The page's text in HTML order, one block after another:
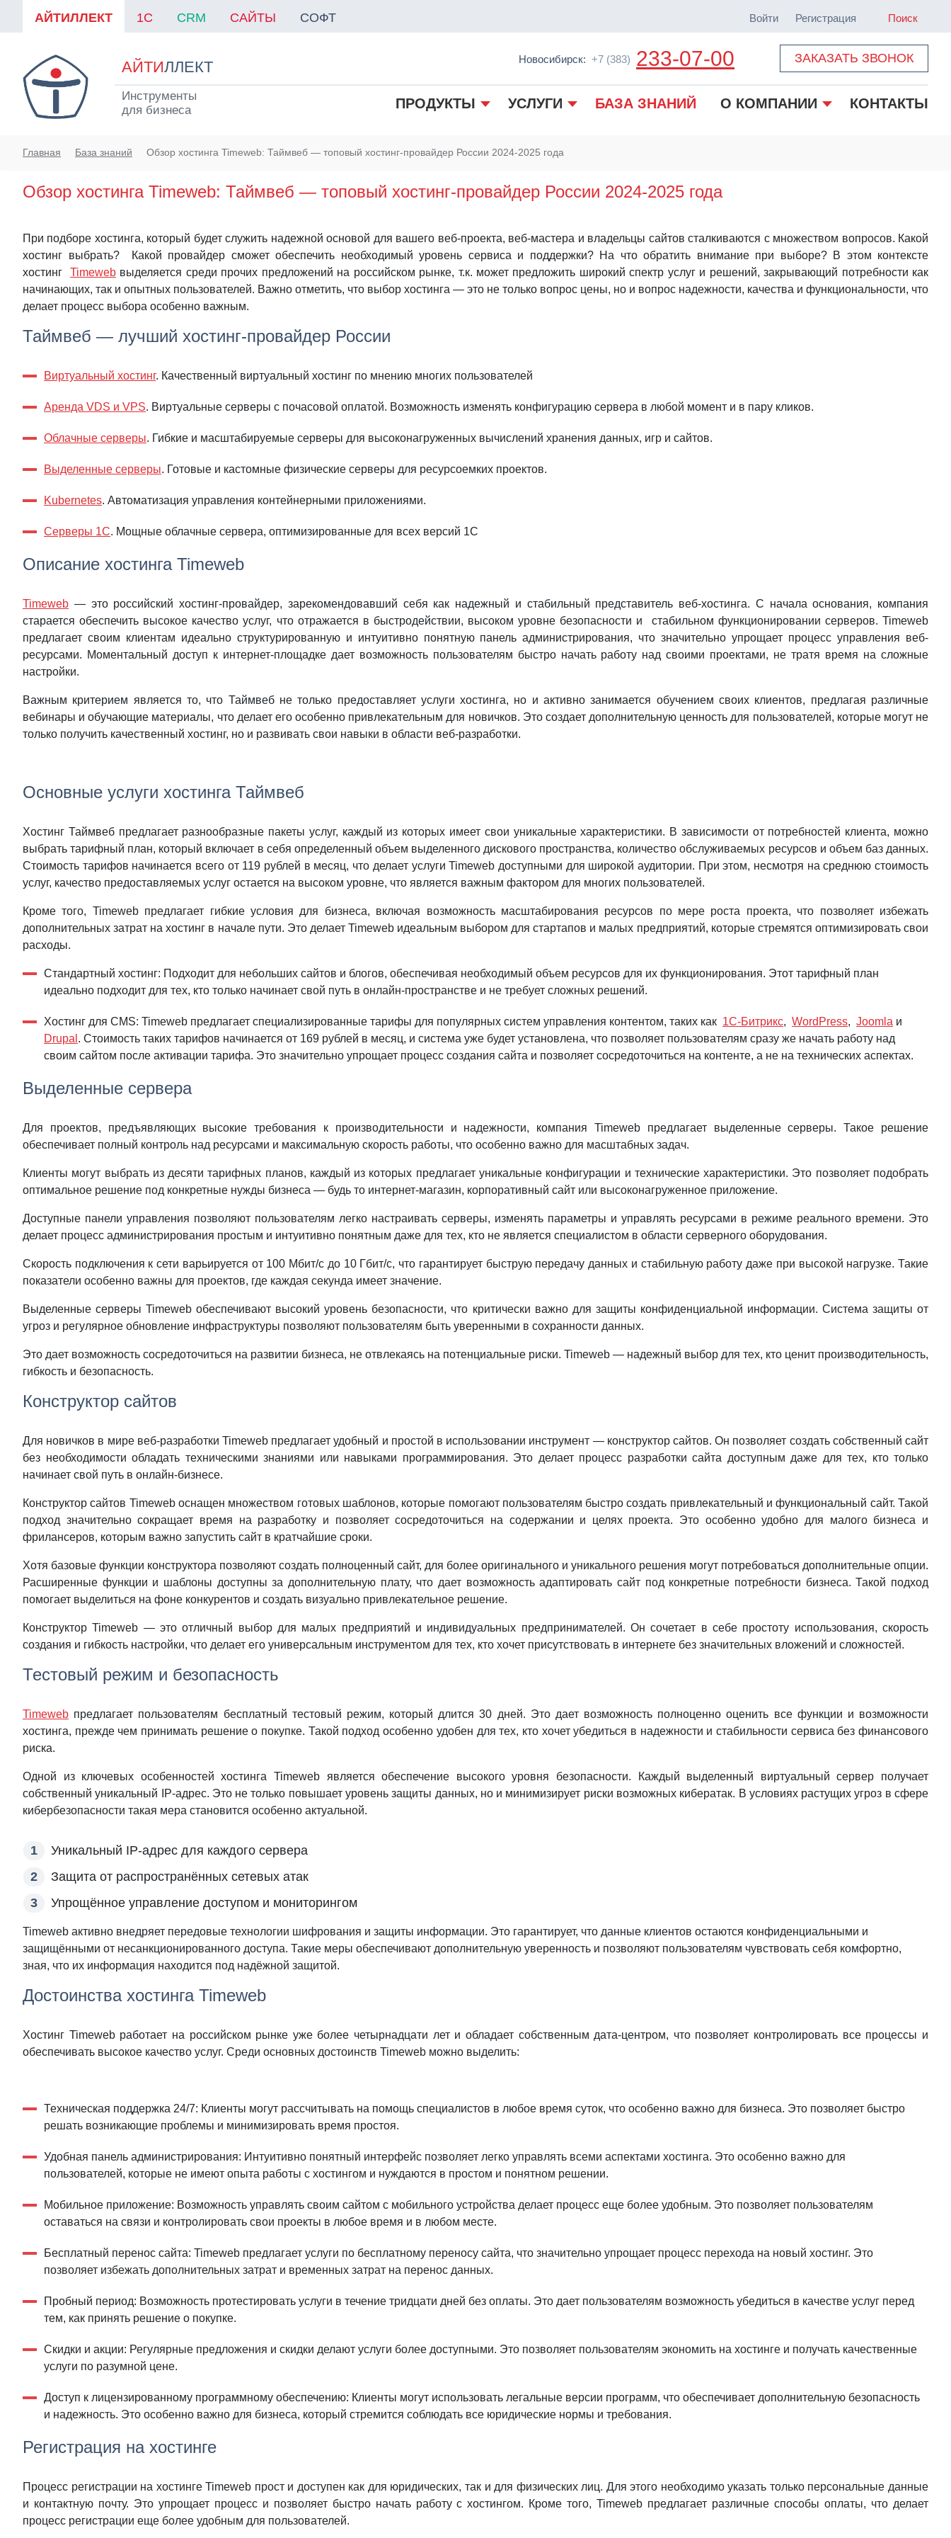
АЙТИЛЛЕКТ 1C CRM САЙТЫ СОФТ Войти Регистрация Поиск
АЙТИЛЛЕКТ
Инструменты
для бизнеса
Новосибирск: +7 (383) 233-07-00 ЗАКАЗАТЬ ЗВОНОК
ПРОДУКТЫ УСЛУГИ БАЗА ЗНАНИЙ О КОМПАНИИ КОНТАКТЫ
Главная База знаний Обзор хостинга Timeweb: Таймвеб — топовый хостинг-провайдер России 2024-2025 года
Обзор хостинга Timeweb: Таймвеб — топовый хостинг-провайдер России 2024-2025 года
При подборе хостинга, который будет служить надежной основой для вашего веб-проекта, веб-мастера и владельцы сайтов сталкиваются с множеством вопросов. Какой
хостинг выбрать? Какой провайдер сможет обеспечить необходимый уровень сервиса и поддержки? На что обратить внимание при выборе? В этом контексте
хостинг Timewebвыделяется среди прочих предложений на российском рынке, т.к. может предложить широкий спектр услуг и решений, закрывающий потребности как
начинающих, так и опытных пользователей. Важно отметить, что выбор хостинга — это не только вопрос цены, но и вопрос надежности, качества и функциональности, что
делает процесс выбора особенно важным.
Таймвеб — лучший хостинг-провайдер России
Виртуальный хостинг. Качественный виртуальный хостинг по мнению многих пользователей
Аренда VDS и VPS. Виртуальные серверы с почасовой оплатой. Возможность изменять конфигурацию сервера в любой момент и в пару кликов.
Облачные серверы. Гибкие и масштабируемые серверы для высоконагруженных вычислений хранения данных, игр и сайтов.
Выделенные серверы. Готовые и кастомные физические серверы для ресурсоемких проектов.
Kubernetes. Автоматизация управления контейнерными приложениями.
Серверы 1С. Мощные облачные сервера, оптимизированные для всех версий 1С
Описание хостинга Timeweb
Timeweb — это российский хостинг-провайдер, зарекомендовавший себя как надежный и стабильный представитель веб-хостинга. С начала основания, компания
старается обеспечить высокое качество услуг, что отражается в быстродействии, высоком уровне безопасности и стабильном функционировании серверов. Timeweb
предлагает своим клиентам идеально структурированную и интуитивно понятную панель администрирования, что значительно упрощает процесс управления веб-
ресурсами. Моментальный доступ к интернет-площадке дает возможность пользователям быстро начать работу над своими проектами, не тратя время на сложные
настройки.
Важным критерием является то, что Таймвеб не только предоставляет услуги хостинга, но и активно занимается обучением своих клиентов, предлагая различные
вебинары и обучающие материалы, что делает его особенно привлекательным для новичков. Это создает дополнительную ценность для пользователей, которые могут не
только получить качественный хостинг, но и развивать свои навыки в области веб-разработки.
Основные услуги хостинга Таймвеб
Хостинг Таймвеб предлагает разнообразные пакеты услуг, каждый из которых имеет свои уникальные характеристики. В зависимости от потребностей клиента, можно
выбрать тарифный план, который включает в себя определенный объем выделенного дискового пространства, количество обслуживаемых ресурсов и объем баз данных.
Стоимость тарифов начинается всего от 119 рублей в месяц, что делает услуги Timeweb доступными для широкой аудитории. При этом, несмотря на среднюю стоимость
услуг, качество предоставляемых услуг остается на высоком уровне, что является важным фактором для многих пользователей.
Кроме того, Timeweb предлагает гибкие условия для бизнеса, включая возможность масштабирования ресурсов по мере роста проекта, что позволяет избежать
дополнительных затрат на хостинг в начале пути. Это делает Timeweb идеальным выбором для стартапов и малых предприятий, которые стремятся оптимизировать свои
расходы.
Стандартный хостинг: Подходит для небольших сайтов и блогов, обеспечивая необходимый объем ресурсов для их функционирования. Этот тарифный план
идеально подходит для тех, кто только начинает свой путь в онлайн-пространстве и не требует сложных решений.
Хостинг для CMS: Timeweb предлагает специализированные тарифы для популярных систем управления контентом, таких как 1С-Битрикс, WordPress, Joomla и
Drupal . Стоимость таких тарифов начинается от 169 рублей в месяц, и система уже будет установлена, что позволяет пользователям сразу же начать работу над
своим сайтом после активации тарифа. Это значительно упрощает процесс создания сайта и позволяет сосредоточиться на контенте, а не на технических аспектах.
Выделенные сервера
Для проектов, предъявляющих высокие требования к производительности и надежности, компания Timeweb предлагает выделенные серверы. Такое решение
обеспечивает полный контроль над ресурсами и максимальную скорость работы, что особенно важно для масштабных задач.
Клиенты могут выбрать из десяти тарифных планов, каждый из которых предлагает уникальные конфигурации и технические характеристики. Это позволяет подобрать
оптимальное решение под конкретные нужды бизнеса — будь то интернет-магазин, корпоративный сайт или высоконагруженное приложение.
Доступные панели управления позволяют пользователям легко настраивать серверы, изменять параметры и управлять ресурсами в режиме реального времени. Это
делает процесс администрирования простым и интуитивно понятным даже для тех, кто не является специалистом в области серверного оборудования.
Скорость подключения к сети варьируется от 100 Мбит/с до 10 Гбит/с, что гарантирует быструю передачу данных и стабильную работу даже при высокой нагрузке. Такие
показатели особенно важны для проектов, где каждая секунда имеет значение.
Выделенные серверы Timeweb обеспечивают высокий уровень безопасности, что критически важно для защиты конфиденциальной информации. Система защиты от
угроз и регулярное обновление инфраструктуры позволяют пользователям быть уверенными в сохранности данных.
Это дает возможность сосредоточиться на развитии бизнеса, не отвлекаясь на потенциальные риски. Timeweb — надежный выбор для тех, кто ценит производительность,
гибкость и безопасность.
Конструктор сайтов
Для новичков в мире веб-разработки Timeweb предлагает удобный и простой в использовании инструмент — конструктор сайтов. Он позволяет создать собственный сайт
без необходимости обладать техническими знаниями или навыками программирования. Это делает процесс разработки сайта доступным даже для тех, кто только
начинает свой путь в онлайн-бизнесе.
Конструктор сайтов Timeweb оснащен множеством готовых шаблонов, которые помогают пользователям быстро создать привлекательный и функциональный сайт. Такой
подход значительно сокращает время на разработку и позволяет сосредоточиться на содержании и целях проекта. Это особенно удобно для малого бизнеса и
фрилансеров, которым важно запустить сайт в кратчайшие сроки.
Хотя базовые функции конструктора позволяют создать полноценный сайт, для более оригинального и уникального решения могут потребоваться дополнительные опции.
Расширенные функции и шаблоны доступны за дополнительную плату, что дает возможность адаптировать сайт под конкретные потребности бизнеса. Такой подход
помогает выделиться на фоне конкурентов и создать визуально привлекательное решение.
Конструктор Timeweb — это отличный выбор для малых предприятий и индивидуальных предпринимателей. Он сочетает в себе простоту использования, скорость
создания и гибкость настройки, что делает его универсальным инструментом для тех, кто хочет присутствовать в интернете без значительных вложений и сложностей.
Тестовый режим и безопасность
Timeweb предлагает пользователям бесплатный тестовый режим, который длится 30 дней. Это дает возможность полноценно оценить все функции и возможности
хостинга, прежде чем принимать решение о покупке. Такой подход особенно удобен для тех, кто хочет убедиться в надежности и стабильности сервиса без финансового
риска.
Одной из ключевых особенностей хостинга Timeweb является обеспечение высокого уровня безопасности. Каждый выделенный виртуальный сервер получает
собственный уникальный IP-адрес. Это не только повышает уровень защиты данных, но и минимизирует риски возможных кибератак. В условиях растущих угроз в сфере
кибербезопасности такая мера становится особенно актуальной.
Уникальный IP-адрес для каждого сервера
Защита от распространённых сетевых атак
Упрощённое управление доступом и мониторингом
Timeweb активно внедряет передовые технологии шифрования и защиты информации. Это гарантирует, что данные клиентов остаются конфиденциальными и
защищёнными от несанкционированного доступа. Такие меры обеспечивают дополнительную уверенность и позволяют пользователям чувствовать себя комфортно,
зная, что их информация находится под надёжной защитой.
Достоинства хостинга Timeweb
Хостинг Timeweb работает на российском рынке уже более четырнадцати лет и обладает собственным дата-центром, что позволяет контролировать все процессы и
обеспечивать высокое качество услуг. Среди основных достоинств Timeweb можно выделить:
Техническая поддержка 24/7: Клиенты могут рассчитывать на помощь специалистов в любое время суток, что особенно важно для бизнеса. Это позволяет быстро
решать возникающие проблемы и минимизировать время простоя.
Удобная панель администрирования: Интуитивно понятный интерфейс позволяет легко управлять всеми аспектами хостинга. Это особенно важно для
пользователей, которые не имеют опыта работы с хостингом и нуждаются в простом и понятном решении.
Мобильное приложение: Возможность управлять своим сайтом с мобильного устройства делает процесс еще более удобным. Это позволяет пользователям
оставаться на связи и контролировать свои проекты в любое время и в любом месте.
Бесплатный перенос сайта: Timeweb предлагает услуги по бесплатному переносу сайта, что значительно упрощает процесс перехода на новый хостинг. Это
позволяет избежать дополнительных затрат и временных затрат на перенос данных.
Пробный период: Возможность протестировать услуги в течение тридцати дней без оплаты. Это дает пользователям возможность убедиться в качестве услуг перед
тем, как принять решение о покупке.
Скидки и акции: Регулярные предложения и скидки делают услуги более доступными. Это позволяет пользователям экономить на хостинге и получать качественные
услуги по разумной цене.
Доступ к лицензированному программному обеспечению: Клиенты могут использовать легальные версии программ, что обеспечивает дополнительную безопасность
и надежность. Это особенно важно для бизнеса, который стремится соблюдать все юридические нормы и требования.
Регистрация на хостинге
Процесс регистрации на хостинге Timeweb прост и доступен как для юридических, так и для физических лиц. Для этого необходимо указать только персональные данные
и контактную почту. Это упрощает процесс и позволяет быстро начать работу с хостингом. Кроме того, Timeweb предлагает различные способы оплаты, что делает
процесс регистрации еще более удобным для пользователей.